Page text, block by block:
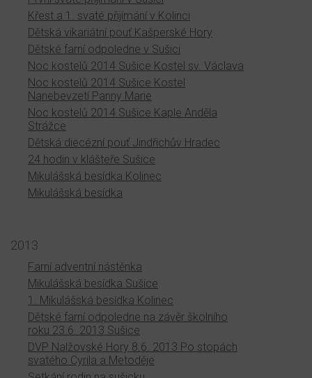
Křest a 1. svaté přijímání v Kolinci
Dětská vikariátní pouť Kašperské Hory
Dětské farní odpoledne v Sušici
Noc kostelů 2014 Sušice Kostel sv. Václava
Noc kostelů 2014 Sušice Kostel
Nanebevzetí Panny Marie
Noc kostelů 2014 Sušice Kaple Anděla
Strážce
Dětská diecézní pouť Jindřichův Hradec
24 hodin v klášteře Sušice
Mikulášská besídka Kolinec
Mikulášská besídka
2013
Farní adventní nástěnka
Mikulášská besídka Sušice
1. Mikulášská besídka Kolinec
Dětské farní odpoledne na závěr školního
roku 23.6. 2013 Sušice
DVP Nalžovské Hory 8.6. 2013 Po stopách
svatého Cyrila a Metoděje